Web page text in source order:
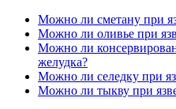
Можно ли сметану при
Можно ли оливье при
Можно ли
желудка?
Можно ли селедку при
Можно ли тыкву при